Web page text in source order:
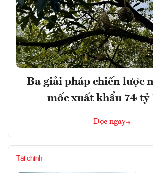
Ba giải pháp chiến lược
mốc xuất khẩu 74 tỷ
Đọc ngay
Tài chính